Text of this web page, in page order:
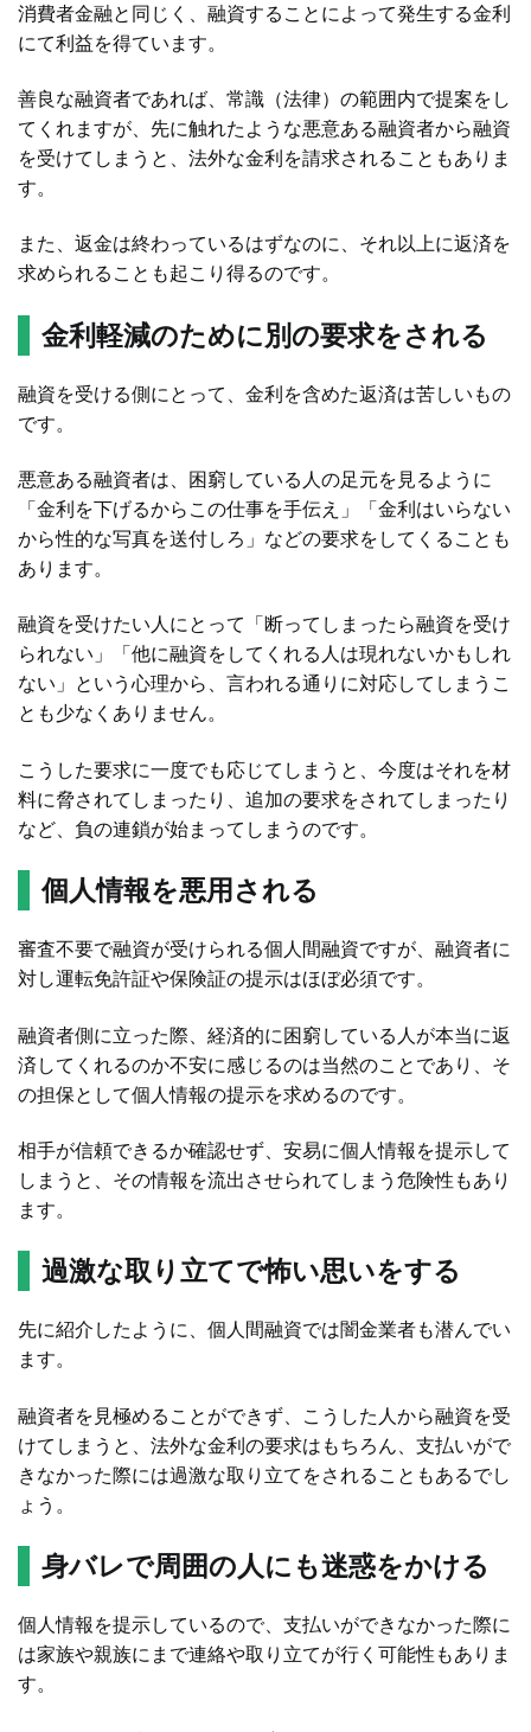
消費者金融と同じく、融資することによって発生する金利
にて利益を得ています。
善良な融資者であれば、常識（法律）の範囲内で提案をし
てくれますが、先に触れたような悪意ある融資者から融資
を受けてしまうと、法外な金利を請求されることもありま
す。
また、返金は終わっているはずなのに、それ以上に返済を
求められることも起こり得るのです。
金利軽減のために別の要求をされる
融資を受ける側にとって、金利を含めた返済は苦しいもの
です。
悪意ある融資者は、困窮している人の足元を見るように
「金利を下げるからこの仕事を手伝え」「金利はいらない
から性的な写真を送付しろ」などの要求をしてくることも
あります。
融資を受けたい人にとって「断ってしまったら融資を受け
られない」「他に融資をしてくれる人は現れないかもしれ
ない」という心理から、言われる通りに対応してしまうこ
とも少なくありません。
こうした要求に一度でも応じてしまうと、今度はそれを材
料に脅されてしまったり、追加の要求をされてしまったり
など、負の連鎖が始まってしまうのです。
個人情報を悪用される
審査不要で融資が受けられる個人間融資ですが、融資者に
対し運転免許証や保険証の提示はほぼ必須です。
融資者側に立った際、経済的に困窮している人が本当に返
済してくれるのか不安に感じるのは当然のことであり、そ
の担保として個人情報の提示を求めるのです。
相手が信頼できるか確認せず、安易に個人情報を提示して
しまうと、その情報を流出させられてしまう危険性もあり
ます。
過激な取り立てで怖い思いをする
先に紹介したように、個人間融資では闇金業者も潜んでい
ます。
融資者を見極めることができず、こうした人から融資を受
けてしまうと、法外な金利の要求はもちろん、支払いがで
きなかった際には過激な取り立てをされることもあるでし
ょう。
身バレで周囲の人にも迷惑をかける
個人情報を提示しているので、支払いができなかった際に
は家族や親族にまで連絡や取り立てが行く可能性もありま
す。